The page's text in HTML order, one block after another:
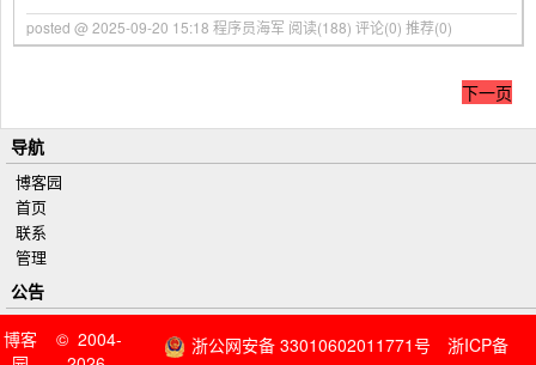
posted @ 2025-09-20 15:18 程序员海军 阅读(188) 评论(0) 推荐(0)
下一页
导航
博客园
首页
联系
管理
公告
博客
© 2004-
浙公网安备 33010602011771号 浙ICP备